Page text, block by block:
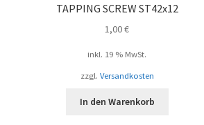
TAPPING SCREW ST42x12
1,00€
inkl. 19 % MwSt.
zzgl. Versandkosten
In den Warenkorb